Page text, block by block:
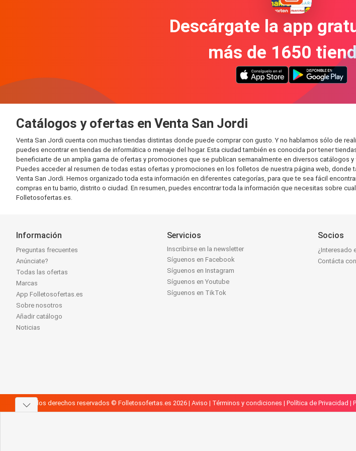
Descárgate la app
más de 1650
Catálogos y ofertas en Venta San Jordi
Venta San Jordi cuenta con muchas tiendas distintas donde puede comprar con gusto. Y no hablamos sólo de
puedes encontrar en tiendas de informática o menaje del hogar. Esta ciudad también es conocida por tener
beneficiarte de un amplia gama de ofertas y promociones que se publican semanalmente en diversos catálogos
Puedes acceder al resumen de todas estas ofertas y promociones en los folletos de nuestra página web,
Venta San Jordi. Hemos organizado toda esta información en diferentes categorías, para que te sea fácil
compras en tu barrio, distrito o ciudad. En resumen, puedes encontrar toda la información que necesitas sobre
Folletosofertas.es.
Información
Preguntas frecuentes
Anúnciate?
Todas las ofertas
Marcas
App Folletosofertas.es
Sobre nosotros
Añadir catálogo
Noticias
Servicios
Inscribirse en la newsletter
Síguenos en Facebook
Síguenos en Instagram
Síguenos en Youtube
Síguenos en TikTok
Socios
¿Interesado
Contácta
Todos los derechos reservados © Folletosofertas.es 2026 | Aviso | Términos y condiciones | Política de Privacidad |